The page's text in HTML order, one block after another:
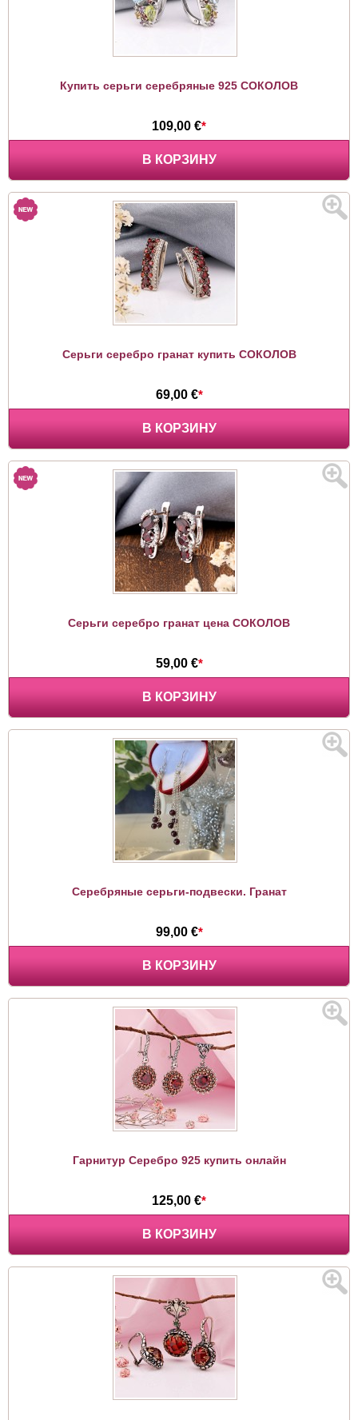
Купить серьги серебряные 925 СОКОЛОВ
109,00 €*
В КОРЗИНУ
Cерьги серебро гранат купить СОКОЛОВ
69,00 €*
В КОРЗИНУ
Cерьги серебро гранат цена СОКОЛОВ
59,00 €*
В КОРЗИНУ
Серебряные серьги-подвески. Гранат
99,00 €*
В КОРЗИНУ
Гарнитур Серебро 925 купить онлайн
125,00 €*
В КОРЗИНУ